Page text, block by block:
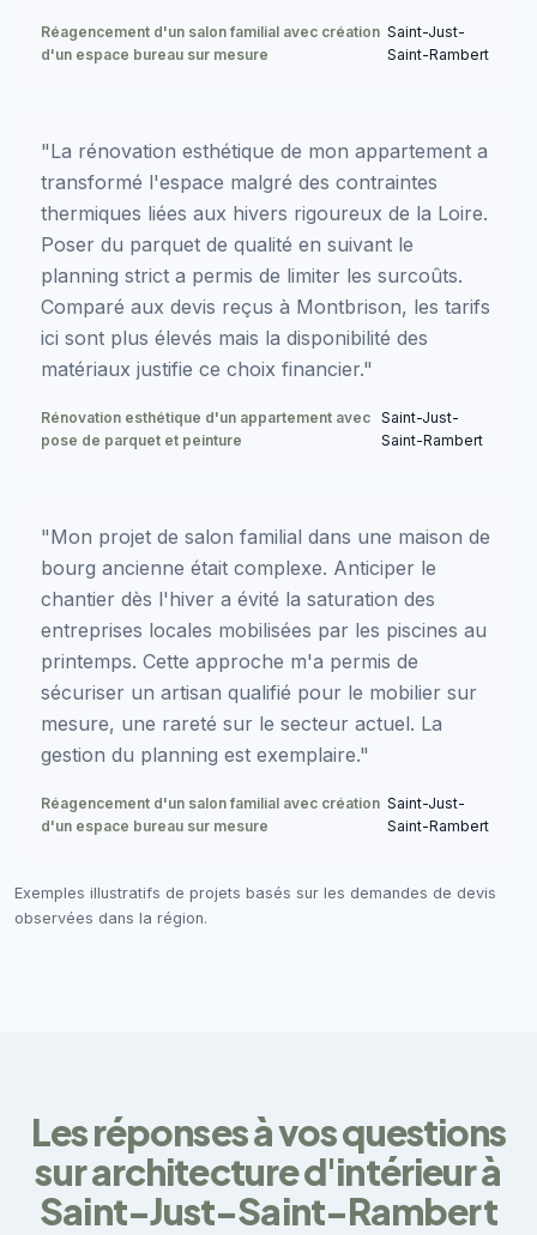
Réagencement d'un salon familial avec création
d'un espace bureau sur mesure
Saint-Just-
Saint-Rambert
"La rénovation esthétique de mon appartement a
transformé l'espace malgré des contraintes
thermiques liées aux hivers rigoureux de la Loire.
Poser du parquet de qualité en suivant le
planning strict a permis de limiter les surcoûts.
Comparé aux devis reçus à Montbrison, les tarifs
ici sont plus élevés mais la disponibilité des
matériaux justifie ce choix financier."
Rénovation esthétique d'un appartement avec
pose de parquet et peinture
Saint-Just-
Saint-Rambert
"Mon projet de salon familial dans une maison de
bourg ancienne était complexe. Anticiper le
chantier dès l'hiver a évité la saturation des
entreprises locales mobilisées par les piscines au
printemps. Cette approche m'a permis de
sécuriser un artisan qualifié pour le mobilier sur
mesure, une rareté sur le secteur actuel. La
gestion du planning est exemplaire."
Réagencement d'un salon familial avec création
d'un espace bureau sur mesure
Saint-Just-
Saint-Rambert
Exemples illustratifs de projets basés sur les demandes de devis
observées dans la région.
Les réponses à vos questions
sur architecture d'intérieur à
Saint-Just-Saint-Rambert